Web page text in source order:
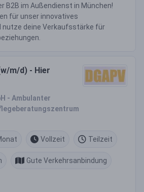
B2B im Außendienst in München!
für unser innovatives
nutze deine Verkaufsstärke für
m/d) - Hier
- Ambulanter
Vollzeit Teilzeit
Gute Verkehrsanbindung